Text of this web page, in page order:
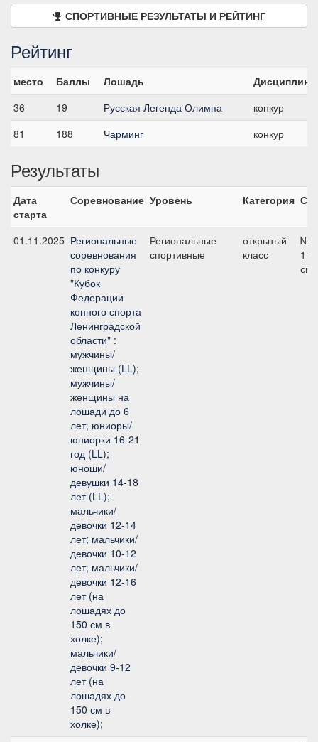
СПОРТИВНЫЕ РЕЗУЛЬТАТЫ И РЕЙТИНГ
Рейтинг
место Баллы Лошадь
Дисциплина
36
19 Русская Легенда Олимпа
конкур
81
188 Чарминг конкур
Результаты
Дата
старта
Соревнование Уровень Категория
01.11.2025 Региональные
соревнования
по конкуру
"Кубок
Федерации
конного спорта
Ленинградской
области" :
мужчины/
женщины (LL);
мужчины/
женщины на
лошади до 6
лет; юниоры/
юниорки 16-21
год (LL);
юноши/
девушки 14-18
лет (LL);
мальчики/
девочки 12-14
лет; мальчики/
девочки 10-12
лет; мальчики/
девочки 12-16
лет (на
лошадях до
150 см в
холке);
мальчики/
девочки 9-12
лет (на
лошадях до
150 см в
холке);
Региональные
спортивные
открытый
класс
№7,
115
см